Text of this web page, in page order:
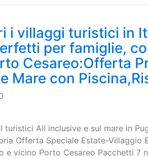
i villaggi turistici in
per famiglie,
Cesareo:Offerta
Mare con
turistici All inclusive e sul mare in
Offerta Speciale Estate-Villaggio
e vicino Porto Cesareo Pacchetti 7